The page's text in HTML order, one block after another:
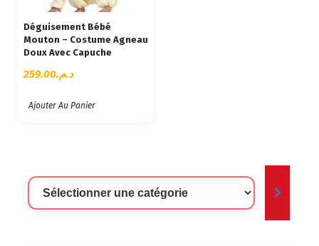
Déguisement Bébé
Mouton – Costume Agneau
Doux Avec Capuche
د.م.259.00
Ajouter Au Panier
Sélectionner